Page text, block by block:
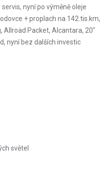
nyní po výměně oleje
+ proplach na 142.tis.km,
Allroad Packet, Alcantara, 20"
nyní bez dalších investic
světel